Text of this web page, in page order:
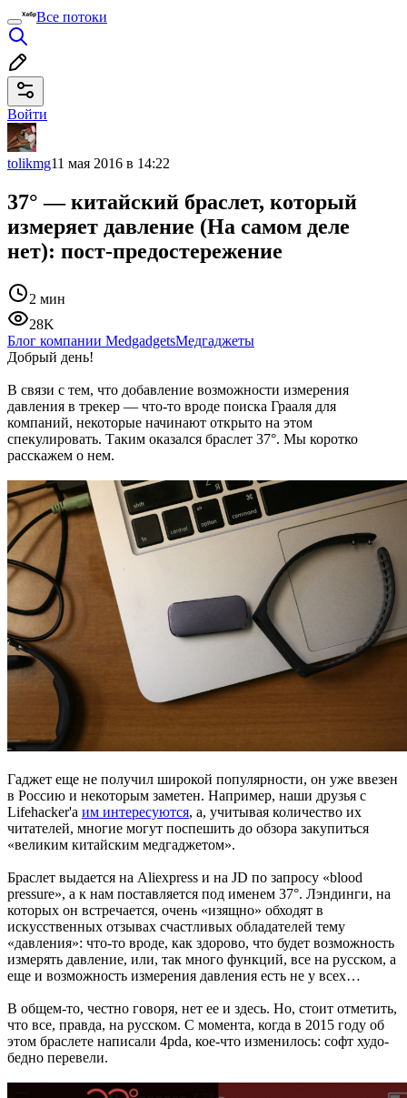
Все потоки
Войти
tolikmg11 мая 2016 в 14:22
37° — китайский браслет, который
измеряет давление (На самом деле
нет): пост-предостережение
2 мин
28K
Блог компании MedgadgetsМедгаджеты
Добрый день!
В связи с тем, что добавление возможности измерения
давления в трекер — что-то вроде поиска Грааля для
компаний, некоторые начинают открыто на этом
спекулировать. Таким оказался браслет 37°. Мы коротко
расскажем о нем.
Гаджет еще не получил широкой популярности, он уже ввезен
в Россию и некоторым заметен. Например, наши друзья с
Lifehacker'а им интересуются, а, учитывая количество их
читателей, многие могут поспешить до обзора закупиться
«великим китайским медгаджетом».
Браслет выдается на Aliexpress и на JD по запросу «blood
pressure», а к нам поставляется под именем 37°. Лэндинги, на
которых он встречается, очень «изящно» обходят в
искусственных отзывах счастливых обладателей тему
«давления»: что-то вроде, как здорово, что будет возможность
измерять давление, или, так много функций, все на русском, а
еще и возможность измерения давления есть не у всех…
В общем-то, честно говоря, нет ее и здесь. Но, стоит отметить,
что все, правда, на русском. С момента, когда в 2015 году об
этом браслете написали 4pda, кое-что изменилось: софт худо-
бедно перевели.